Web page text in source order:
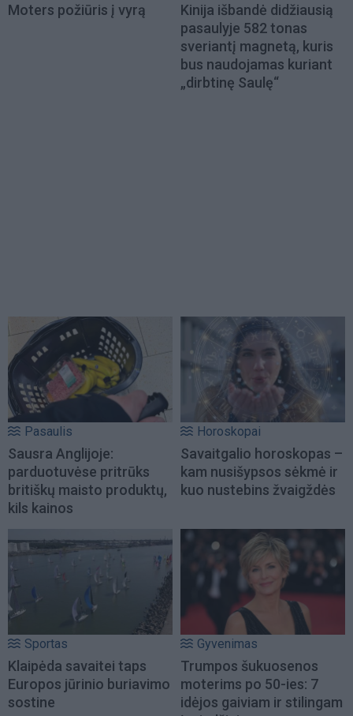
Moters požiūris į vyrą
Kinija išbandė didžiausią
pasaulyje 582 tonas
sveriantį magnetą, kuris
bus naudojamas kuriant
„dirbtinę Saulę“
Pasaulis
Sausra Anglijoje:
parduotuvėse pritrūks
britiškų maisto produktų,
kils kainos
Horoskopai
Savaitgalio horoskopas –
kam nusišypsos sėkmė ir
kuo nustebins žvaigždės
Sportas
Klaipėda savaitei taps
Europos jūrinio buriavimo
sostine
Gyvenimas
Trumpos šukuosenos
moterims po 50-ies: 7
idėjos gaiviam ir stilingam